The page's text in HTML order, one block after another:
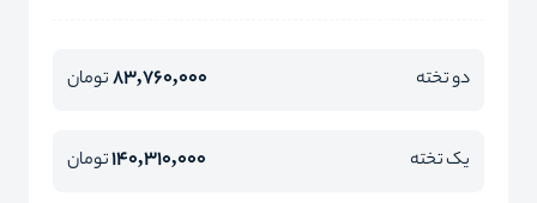
دو تخته 83,760,000تومان
یک تخته 140,310,000تومان